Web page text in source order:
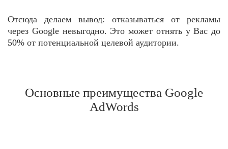
Отсюда делаем вывод: отказываться от рекламы
через Google невыгодно. Это может отнять у Вас до
50% от потенциальной целевой аудитории.
Основные преимущества Google
AdWords